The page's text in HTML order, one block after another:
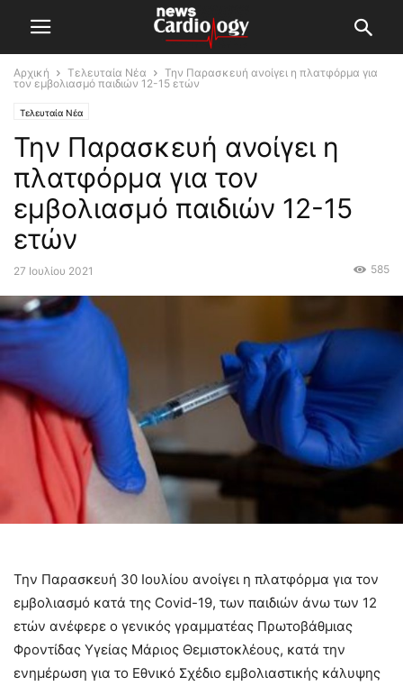
Αρχική Τελευταία Νέα
Την Παρασκευή ανοίγει η πλατφόρμα για
τον εμβολιασμό παιδιών 12-15 ετών
Τελευταία Νέα
Την Παρασκευή ανοίγει η
πλατφόρμα για τον
εμβολιασμό παιδιών 12-15
ετών
27 Ιουλίου 2021 585
Την Παρασκευή 30 Ιουλίου ανοίγει η πλατφόρμα για τον
εμβολιασμό κατά της Covid-19, των παιδιών άνω των 12
ετών ανέφερε ο γενικός γραμματέας Πρωτοβάθμιας
Φροντίδας Υγείας Μάριος Θεμιστοκλέους, κατά την
ενημέρωση για το Εθνικό Σχέδιο εμβολιαστικής κάλυψης